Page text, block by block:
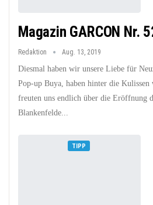
Magazin GARCON Nr.
Redaktion Aug. 13, 2019
Diesmal haben wir unsere Liebe für
Pop-up Buya, haben hinter die Kulissen
freuten uns endlich über die Eröffnung
Blankenfelde...
TIPP